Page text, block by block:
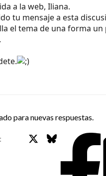
a la web, Iliana.
tu mensaje a esta
el tema de una forma un
para nuevas respuestas.
Bluesky